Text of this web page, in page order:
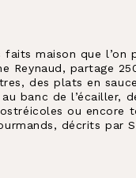
maison que
Reynaud, partage
des plats en
banc de l’écailler,
ou encore
décrits par